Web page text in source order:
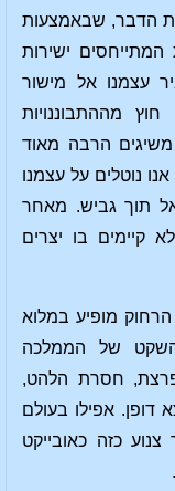
הדבר, שבאמצעות
המתייחסים ישירות
עצמנו אל מישור
מההתבוננויות
הרבה מאוד
נוטלים על עצמנו
תוך גביש. מאחר
קיימים בו יצרים
מופיע במלוא
של הממלכה
חסרת הלהט,
דופן. אפילו בעולם
כזה כאובייקט